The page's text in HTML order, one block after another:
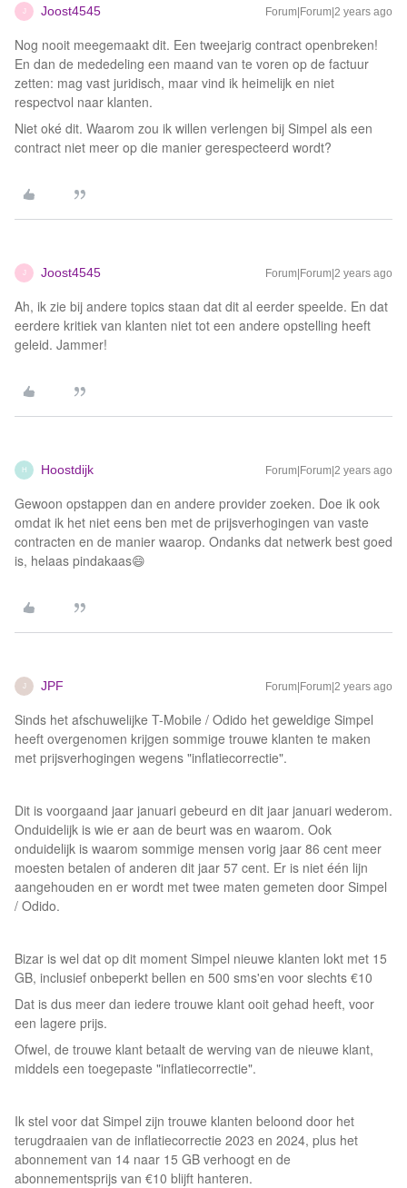
J Joost4545 Forum|Forum|2 years ago
Nog nooit meegemaakt dit. Een tweejarig contract openbreken!
En dan de mededeling een maand van te voren op de factuur
zetten: mag vast juridisch, maar vind ik heimelijk en niet
respectvol naar klanten.
Niet oké dit. Waarom zou ik willen verlengen bij Simpel als een
contract niet meer op die manier gerespecteerd wordt?
J Joost4545 Forum|Forum|2 years ago
Ah, ik zie bij andere topics staan dat dit al eerder speelde. En dat
eerdere kritiek van klanten niet tot een andere opstelling heeft
geleid. Jammer!
H Hoostdijk Forum|Forum|2 years ago
Gewoon opstappen dan en andere provider zoeken. Doe ik ook
omdat ik het niet eens ben met de prijsverhogingen van vaste
contracten en de manier waarop. Ondanks dat netwerk best goed
is, helaas pindakaas😄
J JPF Forum|Forum|2 years ago
Sinds het afschuwelijke T-Mobile / Odido het geweldige Simpel
heeft overgenomen krijgen sommige trouwe klanten te maken
met prijsverhogingen wegens "inflatiecorrectie".
Dit is voorgaand jaar januari gebeurd en dit jaar januari wederom.
Onduidelijk is wie er aan de beurt was en waarom. Ook
onduidelijk is waarom sommige mensen vorig jaar 86 cent meer
moesten betalen of anderen dit jaar 57 cent. Er is niet één lijn
aangehouden en er wordt met twee maten gemeten door Simpel
/ Odido.
Bizar is wel dat op dit moment Simpel nieuwe klanten lokt met 15
GB, inclusief onbeperkt bellen en 500 sms'en voor slechts €10
Dat is dus meer dan iedere trouwe klant ooit gehad heeft, voor
een lagere prijs.
Ofwel, de trouwe klant betaalt de werving van de nieuwe klant,
middels een toegepaste "inflatiecorrectie".
Ik stel voor dat Simpel zijn trouwe klanten beloond door het
terugdraaien van de inflatiecorrectie 2023 en 2024, plus het
abonnement van 14 naar 15 GB verhoogt en de
abonnementsprijs van €10 blijft hanteren.